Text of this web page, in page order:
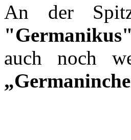
An der
"Germanikus"
auch noch